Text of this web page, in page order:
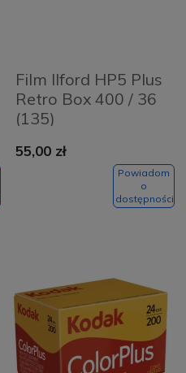
Film Ilford HP5 Plus
Retro Box 400 / 36
(135)
55,00 zł
Powiadom
o
dostępności